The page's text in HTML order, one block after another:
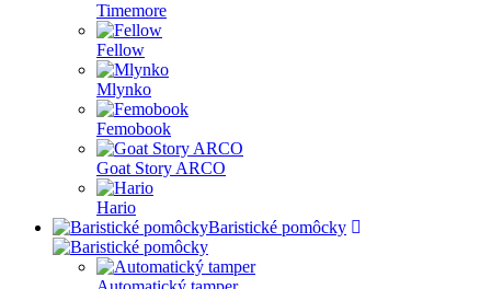
Timemore
Fellow
Mlynko
Femobook
Goat Story ARCO
Hario
Baristické pomôcky